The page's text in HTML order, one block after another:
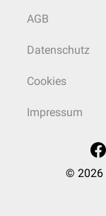
AGB
Datenschutz
Cookies
Impressum
© 2026